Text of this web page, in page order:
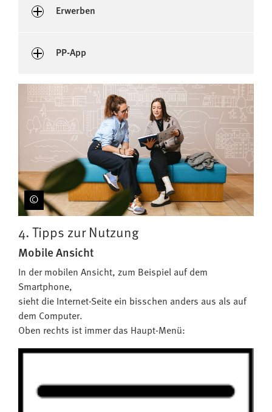
Erwerben
PP-App
4. Tipps zur Nutzung
Mobile Ansicht
In der mobilen Ansicht, zum Beispiel auf dem
Smartphone,
sieht die Internet-Seite ein bisschen anders aus als auf
dem Computer.
Oben rechts ist immer das Haupt-Menü: